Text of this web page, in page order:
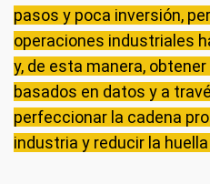
pasos y poca inversión,
operaciones industriales
y, de esta manera,
basados en datos y a
perfeccionar la cadena
industria y reducir la